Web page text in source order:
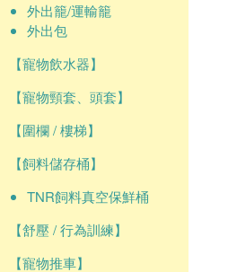
外出籠/運輸籠
外出包
【寵物飲水器】
【寵物頸套、頭套】
【圍欄 / 樓梯】
【飼料儲存桶】
TNR飼料真空保鮮桶
【舒壓 / 行為訓練】
【寵物推車】